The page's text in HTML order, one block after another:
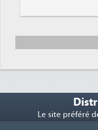
Le site préféré